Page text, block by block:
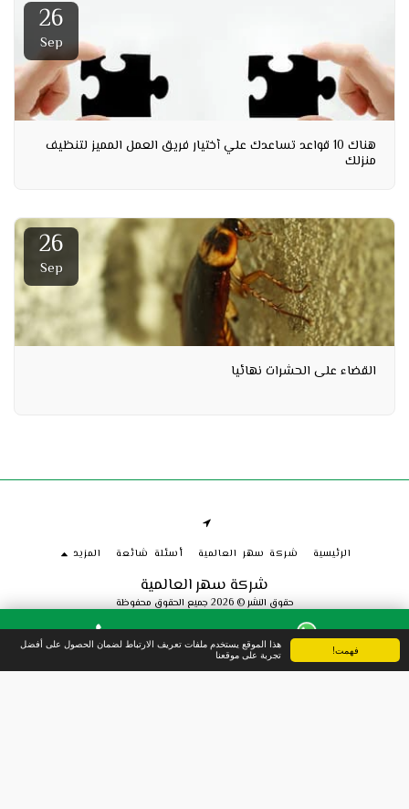
فهمت!
هذا الموقع يستخدم ملفات تعريف الارتباط لضمان الحصول على أفضل
تجربة على موقعنا
26
Sep
هناك 10 قواعد تساعدك علي أختيار فريق العمل المميز لتنظيف
منزلك
26
Sep
القضاء على الحشرات نهائيا
شركة سهر العالمية
حقوق النشر © 2026 جميع الحقوق محفوظة
الرئيسية شركة سهر العالمية أسئلة شائعة المزيد
الهاتف